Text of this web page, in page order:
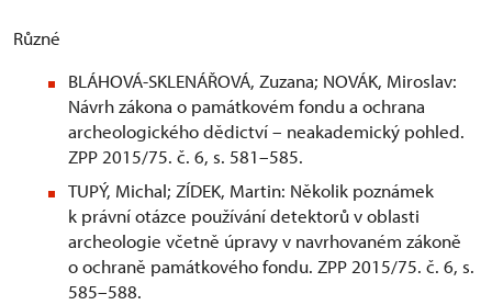
Různé
BLÁHOVÁ-SKLENÁŘOVÁ, Zuzana; NOVÁK, Miroslav:
Návrh zákona o památkovém fondu a ochrana
archeologického dědictví – neakademický pohled.
ZPP 2015/75. č. 6, s. 581–585.
TUPÝ, Michal; ZÍDEK, Martin: Několik poznámek
k právní otázce používání detektorů v oblasti
archeologie včetně úpravy v navrhovaném zákoně
o ochraně památkového fondu. ZPP 2015/75. č. 6, s.
585–588.